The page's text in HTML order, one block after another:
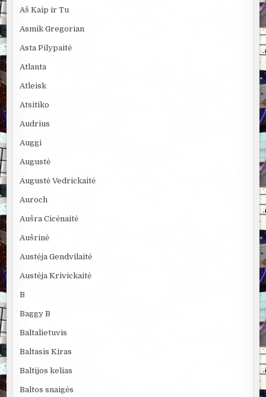
Aš Kaip ir Tu
Asmik Gregorian
Asta Pilypaitė
Atlanta
Atleisk
Atsitiko
Audrius
Auggi
Augustė
Augustė Vedrickaitė
Auroch
Aušra Cicėnaitė
Aušrinė
Austėja Gendvilaitė
Austėja Krivickaitė
B
Baggy B
Baltalietuvis
Baltasis Kiras
Baltijos kelias
Baltos snaigės